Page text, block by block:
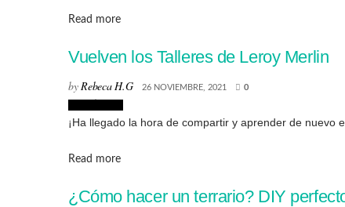
Read moreDetails
Vuelven los Talleres de Leroy Merlin
byRebeca H.G 26 NOVIEMBRE, 2021 0
¡Ha llegado la hora de compartir y aprender de nuevo
Read moreDetails
¿Cómo hacer un terrario? DIY